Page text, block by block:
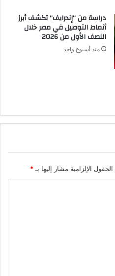
دراسة من “إندرايف” تكشف أبرز
أنماط التوصيل في مصر خلال
النصف الأول من 2026
منذ أسبوع واحد
الحقول الإلزامية مشار إليها بـ *